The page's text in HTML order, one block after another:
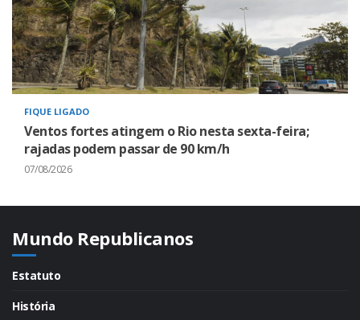
FIQUE LIGADO
Ventos fortes atingem o Rio nesta sexta-feira;
rajadas podem passar de 90 km/h
07/08/2026
Mundo Republicanos
Estatuto
História